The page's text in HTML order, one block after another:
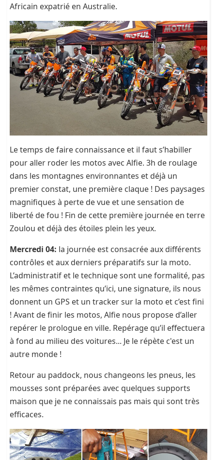
Africain expatrié en Australie.
Le temps de faire connaissance et il faut s’habiller
pour aller roder les motos avec Alfie. 3h de roulage
dans les montagnes environnantes et déjà un
premier constat, une première claque ! Des paysages
magnifiques à perte de vue et une sensation de
liberté de fou ! Fin de cette première journée en terre
Zoulou et déjà des étoiles plein les yeux.
Mercredi 04: la journée est consacrée aux différents
contrôles et aux derniers préparatifs sur la moto.
L’administratif et le technique sont une formalité, pas
les mêmes contraintes qu’ici, une signature, ils nous
donnent un GPS et un tracker sur la moto et c’est fini
! Avant de finir les motos, Alfie nous propose d’aller
repérer le prologue en ville. Repérage qu’il effectuera
à fond au milieu des voitures... Je le répète c'est un
autre monde !
Retour au paddock, nous changeons les pneus, les
mousses sont préparées avec quelques supports
maison que je ne connaissais pas mais qui sont très
efficaces.